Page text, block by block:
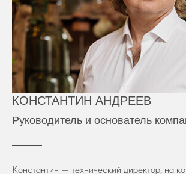
КОНСТАНТИН АНДРЕЕВ
Руководитель и основатель
Константин — технический директор, на